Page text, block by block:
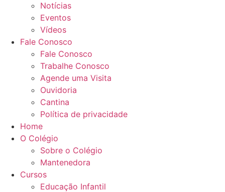
Notícias
Eventos
Vídeos
Fale Conosco
Fale Conosco
Trabalhe Conosco
Agende uma Visita
Ouvidoria
Cantina
Política de privacidade
Home
O Colégio
Sobre o Colégio
Mantenedora
Cursos
Educação Infantil